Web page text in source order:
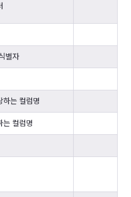
별자
하는 컬럼명
는 컬럼명